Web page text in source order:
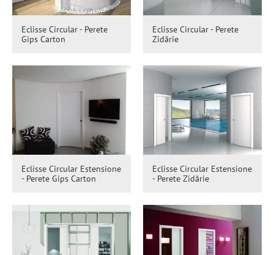
Eclisse Circular - Perete
Gips Carton
Eclisse Circular - Perete
Zidărie
Eclisse Circular Estensione
- Perete Gips Carton
Eclisse Circular Estensione
- Perete Zidărie